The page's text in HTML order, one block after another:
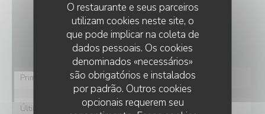
O restaurante e seus parceiros
utilizam cookies neste site, o
que pode implicar na coleta de
dados pessoais. Os cookies
denominados «necessários»
são obrigatórios e instalados
por padrão. Outros cookies
opcionais requerem seu
Deseja contactar-nos ?
Preencha o formulário abaixo!